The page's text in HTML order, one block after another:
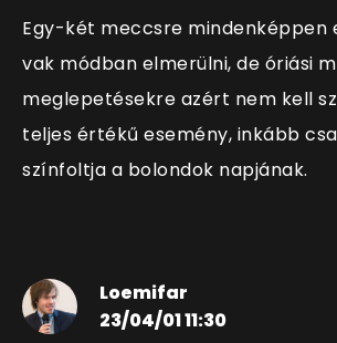
Egy-két meccsre mindenképpen
vak módban elmerülni, de óriási
meglepetésekre azért nem kell
teljes értékű esemény, inkább
színfoltja a bolondok napjának.
Loemifar
23/04/01 11:30